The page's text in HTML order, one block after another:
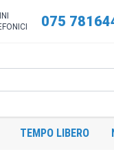
075
TEMPO LIBERO